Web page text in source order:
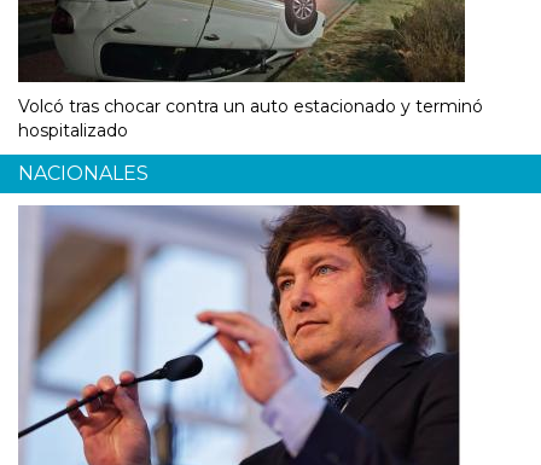
Volcó tras chocar contra un auto estacionado y terminó
hospitalizado
NACIONALES